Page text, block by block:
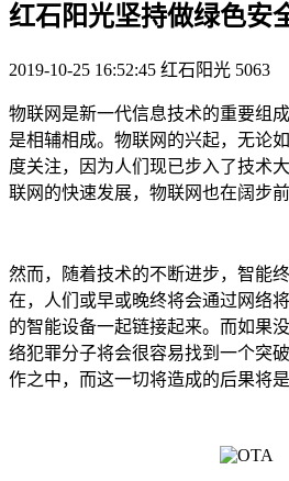
红石阳光坚持做绿色安
2019-10-25 16:52:45 红石阳光 5063
物联网是新一代信息技术的重要组
是相辅相成。物联网的兴起，无论
度关注，因为人们现已步入了技术
联网的快速发展，物联网也在阔步前
然而，随着技术的不断进步，智能
在，人们或早或晚终将会通过网络
的智能设备一起链接起来。而如果
络犯罪分子将会很容易找到一个突
作之中，而这一切将造成的后果将是